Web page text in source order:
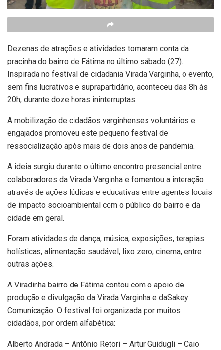
Dezenas de atrações e atividades tomaram conta da
pracinha do bairro de Fátima no último sábado (27).
Inspirada no festival de cidadania Virada Varginha, o evento,
sem fins lucrativos e suprapartidário, aconteceu das 8h às
20h, durante doze horas ininterruptas.
A mobilização de cidadãos varginhenses voluntários e
engajados promoveu este pequeno festival de
ressocialização após mais de dois anos de pandemia.
A ideia surgiu durante o último encontro presencial entre
colaboradores da Virada Varginha e fomentou a interação
através de ações lúdicas e educativas entre agentes locais
de impacto socioambiental com o público do bairro e da
cidade em geral.
Foram atividades de dança, música, exposições, terapias
holísticas, alimentação saudável, lixo zero, cinema, entre
outras ações.
A Viradinha bairro de Fátima contou com o apoio de
produção e divulgação da Virada Varginha e daSakey
Comunicação. O festival foi organizada por muitos
cidadãos, por ordem alfabética:
Alberto Andrada – Antônio Retori – Artur Guidugli – Caio